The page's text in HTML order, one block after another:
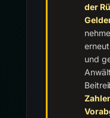
der
und